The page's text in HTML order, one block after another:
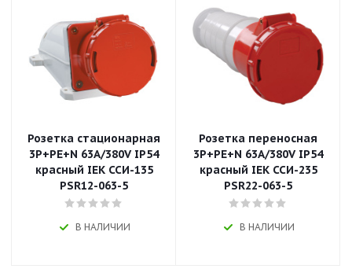
Розетка стационарная
3P+РЕ+N 63A/380V IP54
красный IEK ССИ-135
PSR12-063-5
В НАЛИЧИИ
Розетка переносная
3P+РЕ+N 63A/380V IP54
красный IEK ССИ-235
PSR22-063-5
В НАЛИЧИИ